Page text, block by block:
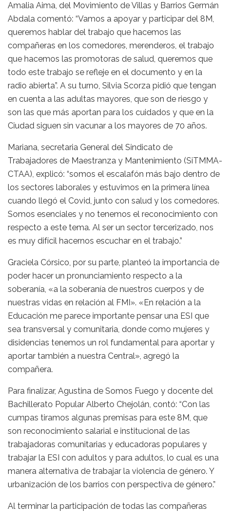
Amalia Aima, del Movimiento de Villas y Barrios Germán
Abdala comentó: “Vamos a apoyar y participar del 8M,
queremos hablar del trabajo que hacemos las
compañeras en los comedores, merenderos, el trabajo
que hacemos las promotoras de salud, queremos que
todo este trabajo se refleje en el documento y en la
radio abierta”. A su turno, Silvia Scorza pidió que tengan
en cuenta a las adultas mayores, que son de riesgo y
son las que más aportan para los cuidados y que en la
Ciudad siguen sin vacunar a los mayores de 70 años.
Mariana, secretaria General del Sindicato de
Trabajadores de Maestranza y Mantenimiento (SiTMMA-
CTAA), explicó: “somos el escalafón más bajo dentro de
los sectores laborales y estuvimos en la primera línea
cuando llegó el Covid, junto con salud y los comedores.
Somos esenciales y no tenemos el reconocimiento con
respecto a este tema. Al ser un sector tercerizado, nos
es muy difícil hacernos escuchar en el trabajo.”
Graciela Córsico, por su parte, planteó la importancia de
poder hacer un pronunciamiento respecto a la
soberanía, «a la soberanía de nuestros cuerpos y de
nuestras vidas en relación al FMI». «En relación a la
Educación me parece importante pensar una ESI que
sea transversal y comunitaria, donde como mujeres y
disidencias tenemos un rol fundamental para aportar y
aportar también a nuestra Central», agregó la
compañera.
Para finalizar, Agustina de Somos Fuego y docente del
Bachillerato Popular Alberto Chejolán, contó: “Con las
cumpas tiramos algunas premisas para este 8M, que
son reconocimiento salarial e institucional de las
trabajadoras comunitarias y educadoras populares y
trabajar la ESI con adultos y para adultos, lo cual es una
manera alternativa de trabajar la violencia de género. Y
urbanización de los barrios con perspectiva de género.”
Al terminar la participación de todas las compañeras